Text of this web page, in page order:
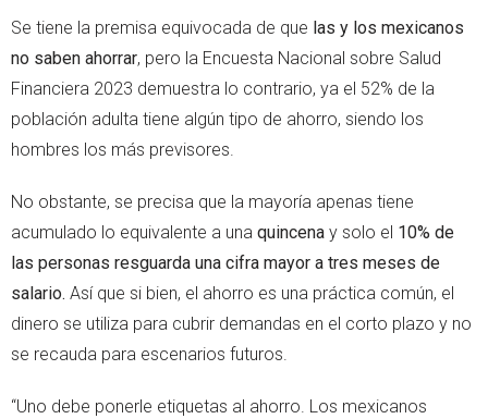
Se tiene la premisa equivocada de que las y los mexicanos
no saben ahorrar, pero la Encuesta Nacional sobre Salud
Financiera 2023 demuestra lo contrario, ya el 52% de la
población adulta tiene algún tipo de ahorro, siendo los
hombres los más previsores.
No obstante, se precisa que la mayoría apenas tiene
acumulado lo equivalente a una quincena y solo el 10% de
las personas resguarda una cifra mayor a tres meses de
salario. Así que si bien, el ahorro es una práctica común, el
dinero se utiliza para cubrir demandas en el corto plazo y no
se recauda para escenarios futuros.
“Uno debe ponerle etiquetas al ahorro. Los mexicanos